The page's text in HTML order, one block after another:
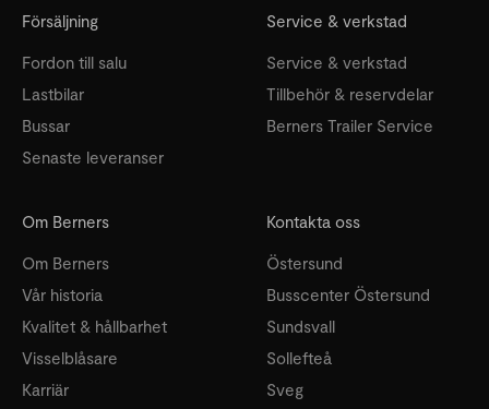
Försäljning
Fordon till salu
Lastbilar
Bussar
Senaste leveranser
Service & verkstad
Service & verkstad
Tillbehör & reservdelar
Berners Trailer Service
Om Berners
Om Berners
Vår historia
Kvalitet & hållbarhet
Visselblåsare
Karriär
Kontakta oss
Östersund
Busscenter Östersund
Sundsvall
Sollefteå
Sveg